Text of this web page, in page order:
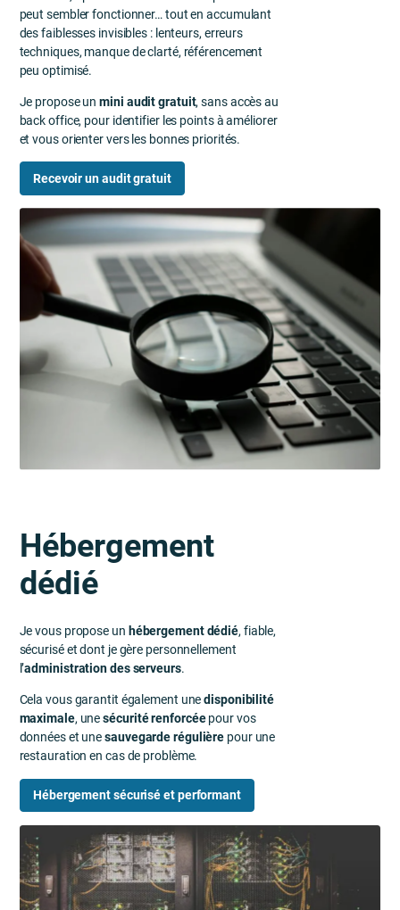
peut sembler fonctionner… tout en accumulant
des faiblesses invisibles : lenteurs, erreurs
techniques, manque de clarté, référencement
peu optimisé.
Je propose unmini audit gratuit, sans accès au
back office, pour identifier les points à améliorer
et vous orienter vers les bonnes priorités.
Recevoir un audit gratuit
Hébergement
dédié
Je vous propose un hébergement dédié, fiable,
sécurisé et dont je gère personnellement
l’administration des serveurs.
Cela vous garantit également unedisponibilité
maximale, unesécurité renforcéepour vos
données et unesauvegarde régulière pour une
restauration en cas de problème.
Hébergement sécurisé et performant